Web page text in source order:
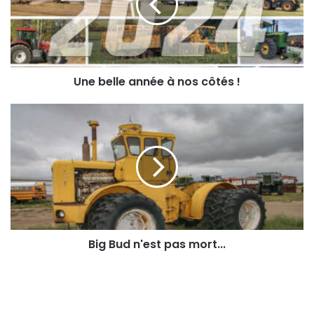
nos
côtés
!
Une belle année à nos côtés !
n'est
mort...
Big Bud n'est pas mort...